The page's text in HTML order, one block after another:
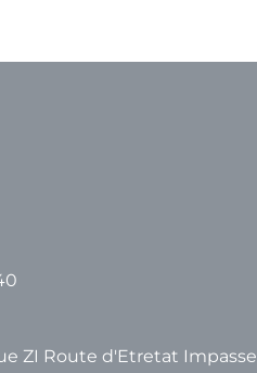
ZI Route d'Etretat Impasse